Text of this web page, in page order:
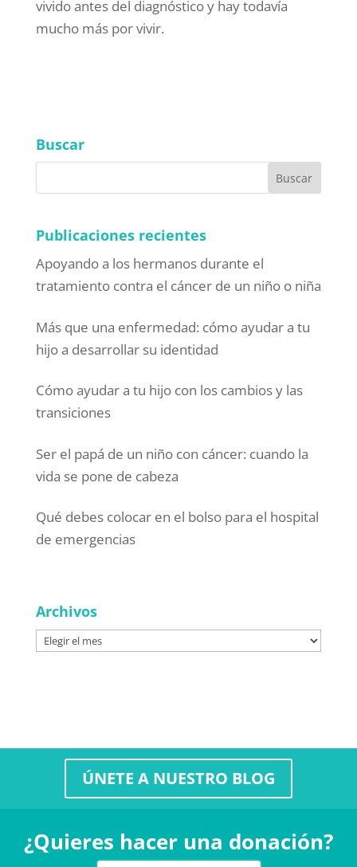
vivido antes del diagnóstico y hay todavía
mucho más por vivir.
Buscar
Publicaciones recientes
Apoyando a los hermanos durante el
tratamiento contra el cáncer de un niño o niña
Más que una enfermedad: cómo ayudar a tu
hijo a desarrollar su identidad
Cómo ayudar a tu hijo con los cambios y las
transiciones
Ser el papá de un niño con cáncer: cuando la
vida se pone de cabeza
Qué debes colocar en el bolso para el hospital
de emergencias
Archivos
Archivos
ÚNETE A NUESTRO BLOG
¿Quieres hacer una donación?